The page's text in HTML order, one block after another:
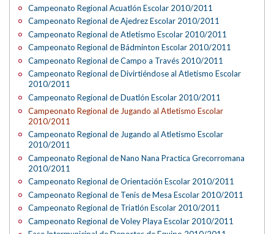
Campeonato Regional Acuatlón Escolar 2010/2011
Campeonato Regional de Ajedrez Escolar 2010/2011
Campeonato Regional de Atletismo Escolar 2010/2011
Campeonato Regional de Bádminton Escolar 2010/2011
Campeonato Regional de Campo a Través 2010/2011
Campeonato Regional de Divirtiéndose al Atletismo Escolar
2010/2011
Campeonato Regional de Duatlón Escolar 2010/2011
Campeonato Regional de Jugando al Atletismo Escolar
2010/2011
Campeonato Regional de Jugando al Atletismo Escolar
2010/2011
Campeonato Regional de Nano Nana Practica Grecorromana
2010/2011
Campeonato Regional de Orientación Escolar 2010/2011
Campeonato Regional de Tenis de Mesa Escolar 2010/2011
Campeonato Regional de Triatlón Escolar 2010/2011
Campeonato Regional de Voley Playa Escolar 2010/2011